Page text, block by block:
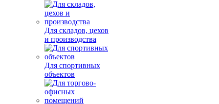
Для складов, цехов
и производства
Для спортивных
объектов